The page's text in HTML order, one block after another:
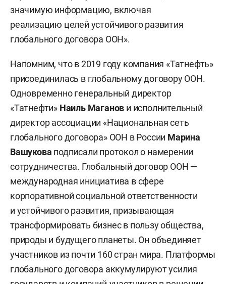
значимую информацию, включая
реализацию целей устойчивого развития
глобального договора ООН».
Напомним, что в 2019 году компания «Татнефть»
присоединилась в глобальному договору ООН.
Одновременно генеральный директор
«Татнефти» Наиль Маганов и исполнительный
директор ассоциации «Национальная сеть
глобального договора» ООН в России Марина
Вашукова подписали протокол о намерении
сотрудничества. Глобальный договор ООН —
международная инициатива в сфере
корпоративной социальной ответственности
и устойчивого развития, призывающая
трансформировать бизнес в пользу общества,
природы и будущего планеты. Он объединяет
участников из почти 160 стран мира. Платформы
глобального договора аккумулируют усилия